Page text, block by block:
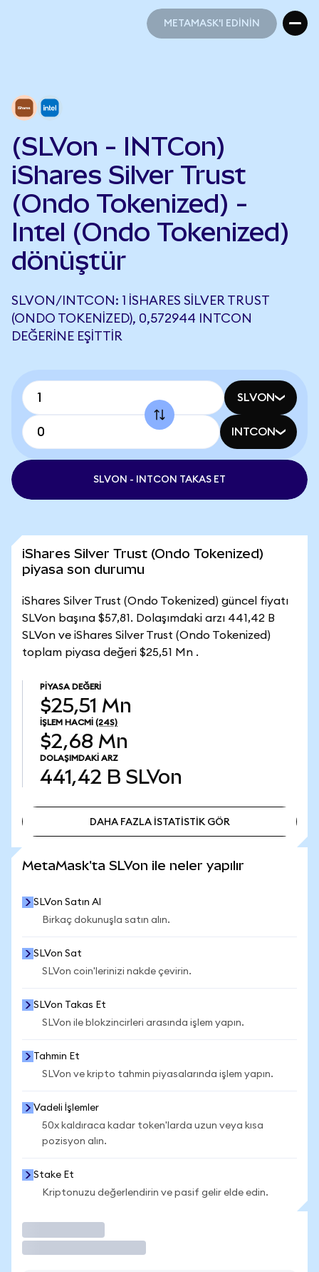
METAMASK'I EDİNİN
(SLVon - INTCon)
iShares Silver Trust
(Ondo Tokenized) -
Intel (Ondo Tokenized)
dönüştür
SLVON/INTCON: 1 ISHARES SILVER TRUST
(ONDO TOKENIZED), 0,572944 INTCON
DEĞERINE EŞITTIR
SLVON
INTCON
SLVON - INTCON TAKAS ET
iShares Silver Trust (Ondo Tokenized)
piyasa son durumu
iShares Silver Trust (Ondo Tokenized) güncel fiyatı
SLVon başına $57,81. Dolaşımdaki arzı 441,42 B
SLVon ve iShares Silver Trust (Ondo Tokenized)
toplam piyasa değeri $25,51 Mn .
PIYASA DEĞERI
$25,51 Mn
İŞLEM HACMI (24S)
$2,68 Mn
DOLAŞIMDAKI ARZ
441,42 B SLVon
DAHA FAZLA İSTATİSTİK GÖR
MetaMask'ta SLVon ile neler yapılır
SLVon Satın Al
Birkaç dokunuşla satın alın.
SLVon Sat
SLVon coin'lerinizi nakde çevirin.
SLVon Takas Et
SLVon ile blokzincirleri arasında işlem yapın.
Tahmin Et
SLVon ve kripto tahmin piyasalarında işlem yapın.
Vadeli İşlemler
50x kaldıraca kadar token'larda uzun veya kısa
pozisyon alın.
Stake Et
Kriptonuzu değerlendirin ve pasif gelir elde edin.